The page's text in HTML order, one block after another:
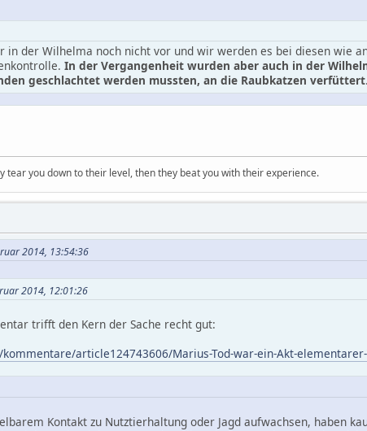
in der Wilhelma noch nicht vor und wir werden es bei diesen wie
In der Vergangenheit wurden aber auch in der
geschlachtet werden mussten, an die Raubkatzen verfüttert
tear you down to their level, then they beat you with their experience.
2014, 13:54:36
2014, 12:01:26
trifft den Kern der Sache recht gut:
article124743606/Marius-Tod-war-ein-Akt-
Kontakt zu Nutztierhaltung oder Jagd aufwachsen, haben